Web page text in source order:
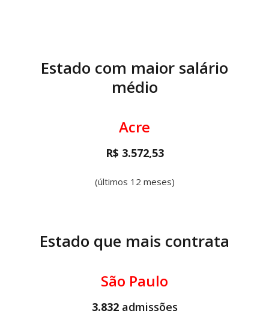
Estado com maior salário
médio
Acre
R$ 3.572,53
(últimos 12 meses)
Estado que mais contrata
São Paulo
3.832 admissões